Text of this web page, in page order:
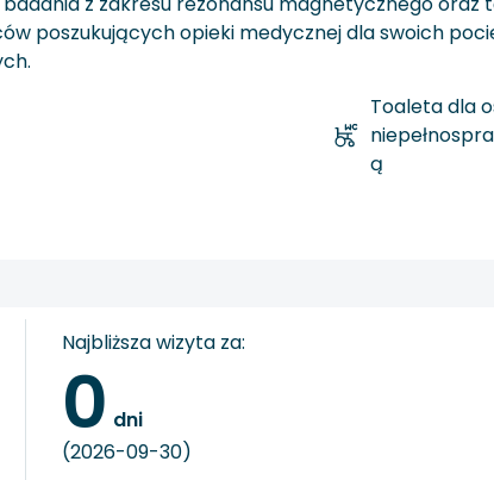
poszukujących opieki medycznej dla swoich
Toaleta dla
ą
Najbliższa wizyta za:
0 dni
(2026-09-30)